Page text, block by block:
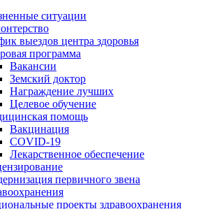
ситуации
выездов центра здоровья
программа
Вакансии
Земский доктор
Награждение лучших
Целевое обучение
помощь
Вакцинация
COVID-19
Лекарственное обеспечение
первичного звена
проекты здравоохранения